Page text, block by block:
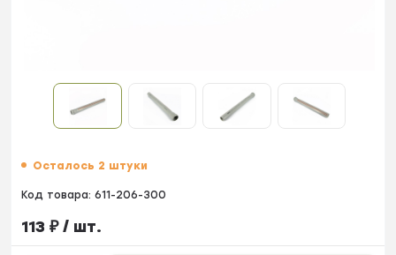
Осталось 2 штуки
Код товара: 611-206-300
113 ₽/ шт.